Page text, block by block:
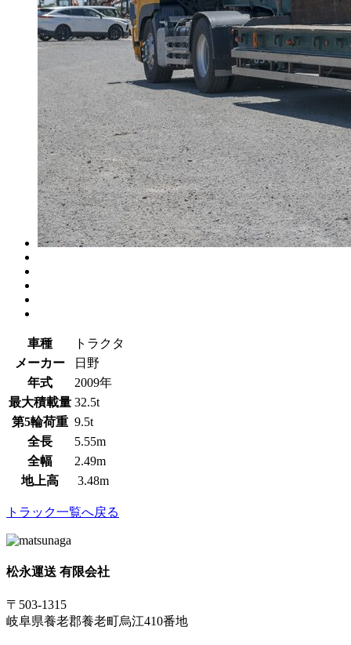
車種
トラクタ
メーカー
日野
年式
2009年
最大積載量 32.5t
第5輪荷重 9.5t
全長
5.55m
全幅
2.49m
地上高
3.48m
トラック一覧へ戻る
松永運送 有限会社
〒503-1315
岐阜県養老郡養老町烏江410番地